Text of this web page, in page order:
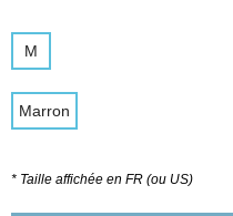
M
Marron
* Taille affichée en FR (ou US)